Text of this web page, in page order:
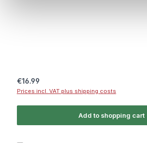
Regular price:
€16.99
Prices incl. VAT plus shipping costs
Add to shopping cart